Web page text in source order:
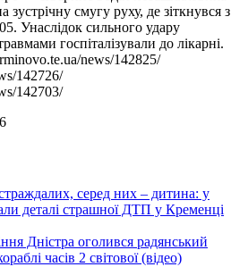
зустрічну смугу руху, де зіткнувся з
Унаслідок сильного удару
госпіталізували до лікарні.
news/142825/
142726/
142703/
серед них – дитина: у
деталі страшної ДТП у Кременці
Дністра оголився радянський
часів 2 світової (відео)